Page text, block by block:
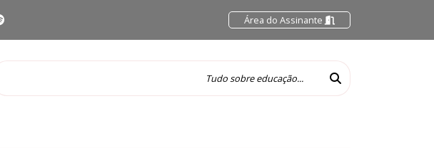
Área do Assinante